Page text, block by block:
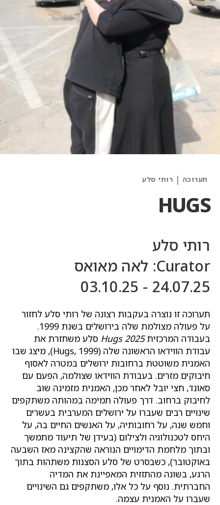
תערוכה | רותי סלע
HUGS
רותי סלע
Curator: לאה מאואס
24.07.25 - 03.10.25
תערוכה זו נוצרה בעקבות רצונה של רותי סלע לחזור
על פעולה מצולמת שלה בירושלים בשנת 1999.
בעבודה המרכזיתHugs 2025 סלע משחזרת את
עבודת הווידאו הראשונה שלה (Hugs, 1999), מיצג שבו
האמנית משוטטת ברחובות ירושלים במטרה לאסוף
חיבוקים מזרים. בעבודת הווידאו שצולמה, הפעם עם
סאונד, חצי יובל לאחר מכן, האמנית מזמינה שוב
לחיבוק ברחוב. דרך פעולה תמימה במהותה משתקפים
שינויים רבים שעברו על ירושלים המערבית בעשרים
וחמש שנה, על רחובותיה, על האנשים החיים בה, על
היחס לטכנולוגיה ולצילום (בעידן של תיעוד מתמשך
ובתוך מלחמת הדימויים הנוראה שהקצינה מאז השבעה
באוקטובר), כשבסרט של סלע הסצנות משתהות בתוך
הרגע, בשונה מהתזזית המאפיינת את המדיה
החברתית. נוסף על כל אלו, משתקפים גם השינויים
שעברו על האמנית עצמה.